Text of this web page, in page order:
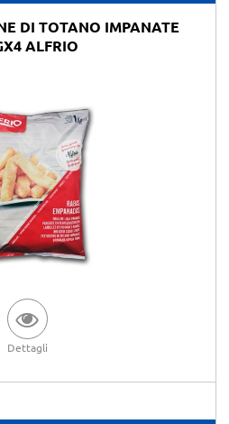
DI TOTANO IMPANATE
ALFRIO
Dettagli